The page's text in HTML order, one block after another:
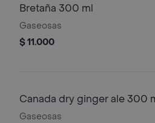
Bretaña 300 ml
Gaseosas
$ 11.000
Canada dry ginger ale 300
Gaseosas